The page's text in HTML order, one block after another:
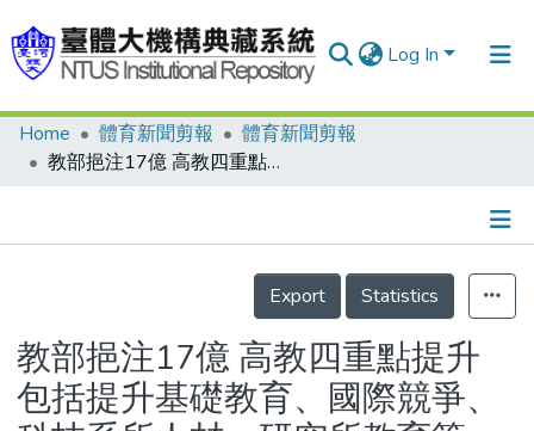
Log In
Communities & Collections
Statistics
Home 體育新聞剪報
體育新聞剪報
教部挹注17億 高教四重點提升 包括提升基礎教育、國際競爭、科技系所人材、研究所教育等 112所大學受惠 公私立學校補助經費不一
Details
Export
Statistics
教部挹注17億 高教四重點提升
包括提升基礎教育、國際競爭、